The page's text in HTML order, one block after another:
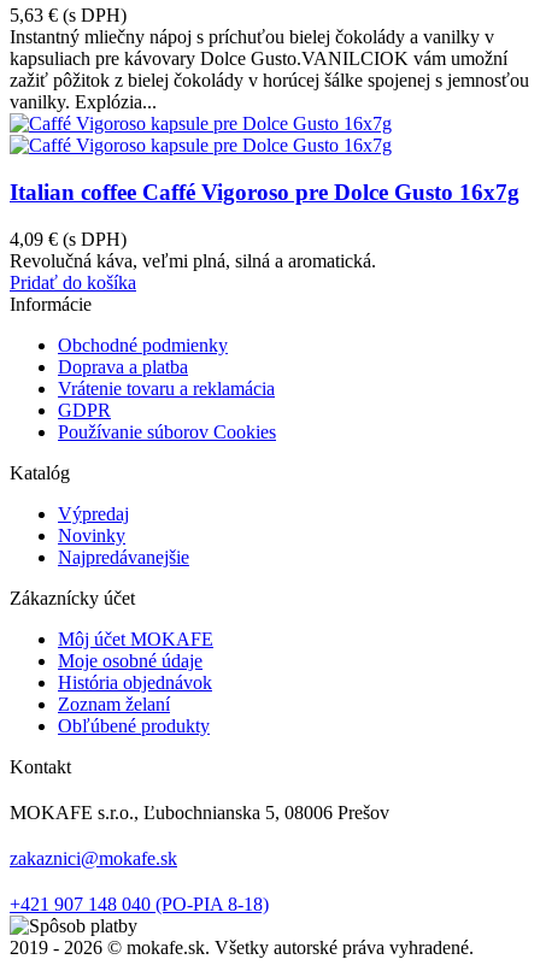
5,63 € (s DPH)
Instantný mliečny nápoj s príchuťou bielej čokolády a vanilky v
kapsuliach pre kávovary Dolce Gusto.VANILCIOK vám umožní
zažiť pôžitok z bielej čokolády v horúcej šálke spojenej s jemnosťou
vanilky. Explózia...
Italian coffee Caffé Vigoroso pre Dolce Gusto 16x7g
4,09 € (s DPH)
Revolučná káva, veľmi plná, silná a aromatická.
Pridať do košíka
Informácie
Obchodné podmienky
Doprava a platba
Vrátenie tovaru a reklamácia
GDPR
Používanie súborov Cookies
Katalóg
Výpredaj
Novinky
Najpredávanejšie
Zákaznícky účet
Môj účet MOKAFE
Moje osobné údaje
História objednávok
Zoznam želaní
Obľúbené produkty
Kontakt
MOKAFE s.r.o., Ľubochnianska 5, 08006 Prešov
zakaznici@mokafe.sk
‭+421 907 148 040‬ (PO-PIA 8-18)
2019 - 2026 © mokafe.sk. Všetky autorské práva vyhradené.